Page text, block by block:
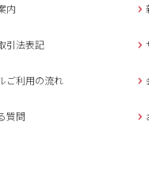
のお問い合わせ
内
引法表記
ご利用の流れ
質問